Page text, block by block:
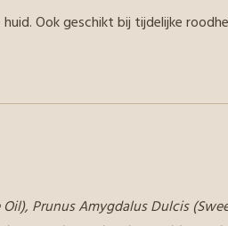
Ook geschikt bij tijdelijke
Prunus Amygdalus Dulcis